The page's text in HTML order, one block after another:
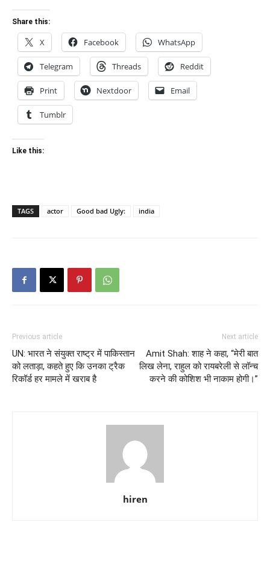
Share this:
X Facebook WhatsApp
Telegram Threads Reddit
Print Nextdoor Email
Tumblr
Like this:
TAGS actor Good bad Ugly: india
Previous article
UN: भारत ने संयुक्त राष्ट्र में पाकिस्तान
को लताड़ा, कहते हुए कि उनका ट्रैक
रिकॉर्ड हर मामले में खराब है
Next article
Amit Shah: शाह ने कहा, “मेरी बात
लिख लेना, राहुल को रायबरेली से लॉन्च
करने की कोशिश भी नाकाम होगी।”
hiren